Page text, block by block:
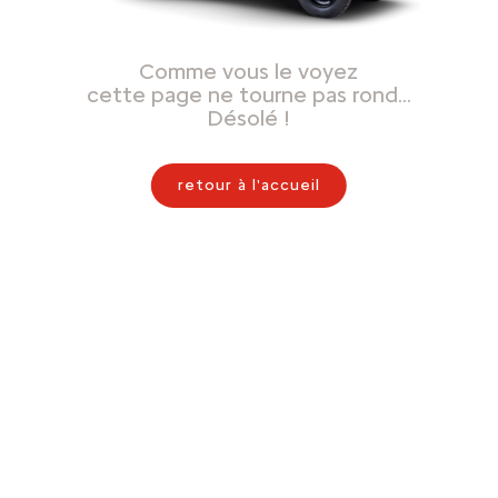
Comme vous le voyez
cette page ne tourne pas rond…
Désolé !
retour à l'accueil